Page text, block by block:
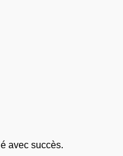
avec succès.